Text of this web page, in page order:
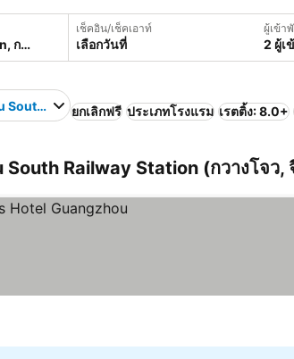
เช็คอิน/เช็คเอาท์
เลือกวันที่
ผู้เข้า
2 ผู้เ
South Railway Station
ยกเลิกฟรี ประเภทโรงแรม เรตติ้ง: 8.0+
South Railway Station (กวางโจว,